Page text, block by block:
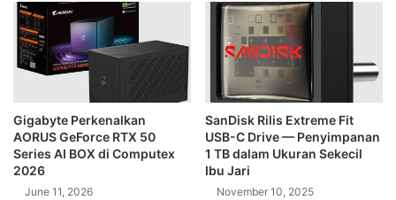
c
Gigabyte Perkenalkan
AORUS GeForce RTX 50
Series AI BOX di Computex
2026
June 11, 2026
SanDisk Rilis Extreme Fit
USB-C Drive — Penyimpanan
1 TB dalam Ukuran Sekecil
Ibu Jari
November 10, 2025